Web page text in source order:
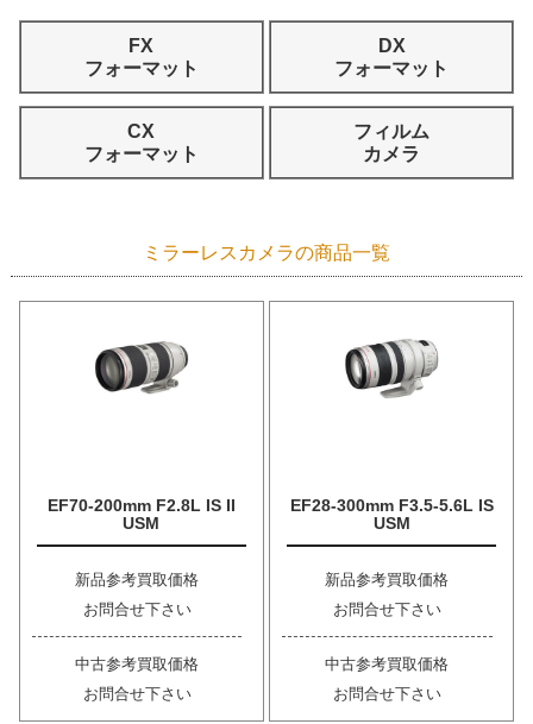
FX
フォーマット
DX
フォーマット
CX
フォーマット
フィルム
カメラ
ミラーレスカメラの商品一覧
EF70-200mm F2.8L IS II
USM
新品参考買取価格
お問合せ下さい
中古参考買取価格
お問合せ下さい
EF28-300mm F3.5-5.6L IS
USM
新品参考買取価格
お問合せ下さい
中古参考買取価格
お問合せ下さい